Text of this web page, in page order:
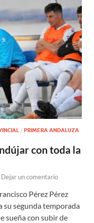
/ PRIMERA ANDALUZA
con toda la
Dejar un comentario
Pérez Pérez
su segunda temporada
sueña con subir de